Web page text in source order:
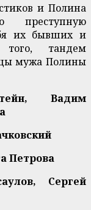
и Полина
преступную
их бывших и
тандем
мужа Полины
Вадим
Петрова
Сергей